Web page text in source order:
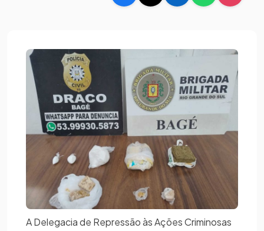
A Delegacia de Repressão às Ações Criminosas